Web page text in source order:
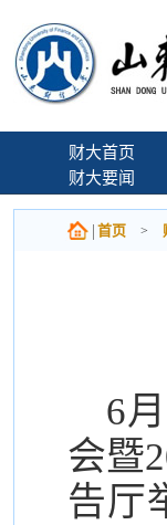
财大首页
财大要闻
首页 >
6
会暨
告厅